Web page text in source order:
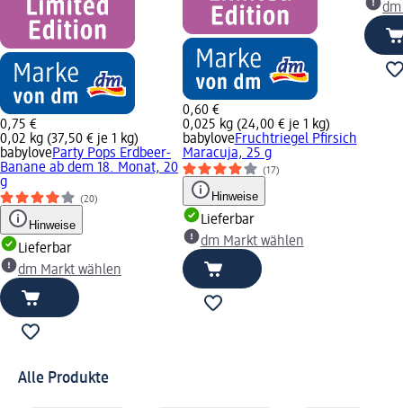
0,75 €
0,02 kg (37,50 € je 1 kg)
babyloveParty Pops Erdbeer-
Banane ab dem 18. Monat, 20
g
(20)
Hinweise
Lieferbar
dm Markt wählen
0,60 €
0,025 kg (24,00 € je 1 kg)
babyloveFruchtriegel Pfirsich
Maracuja, 25 g
(17)
Hinweise
Lieferbar
dm Markt wählen
Alle Produkte